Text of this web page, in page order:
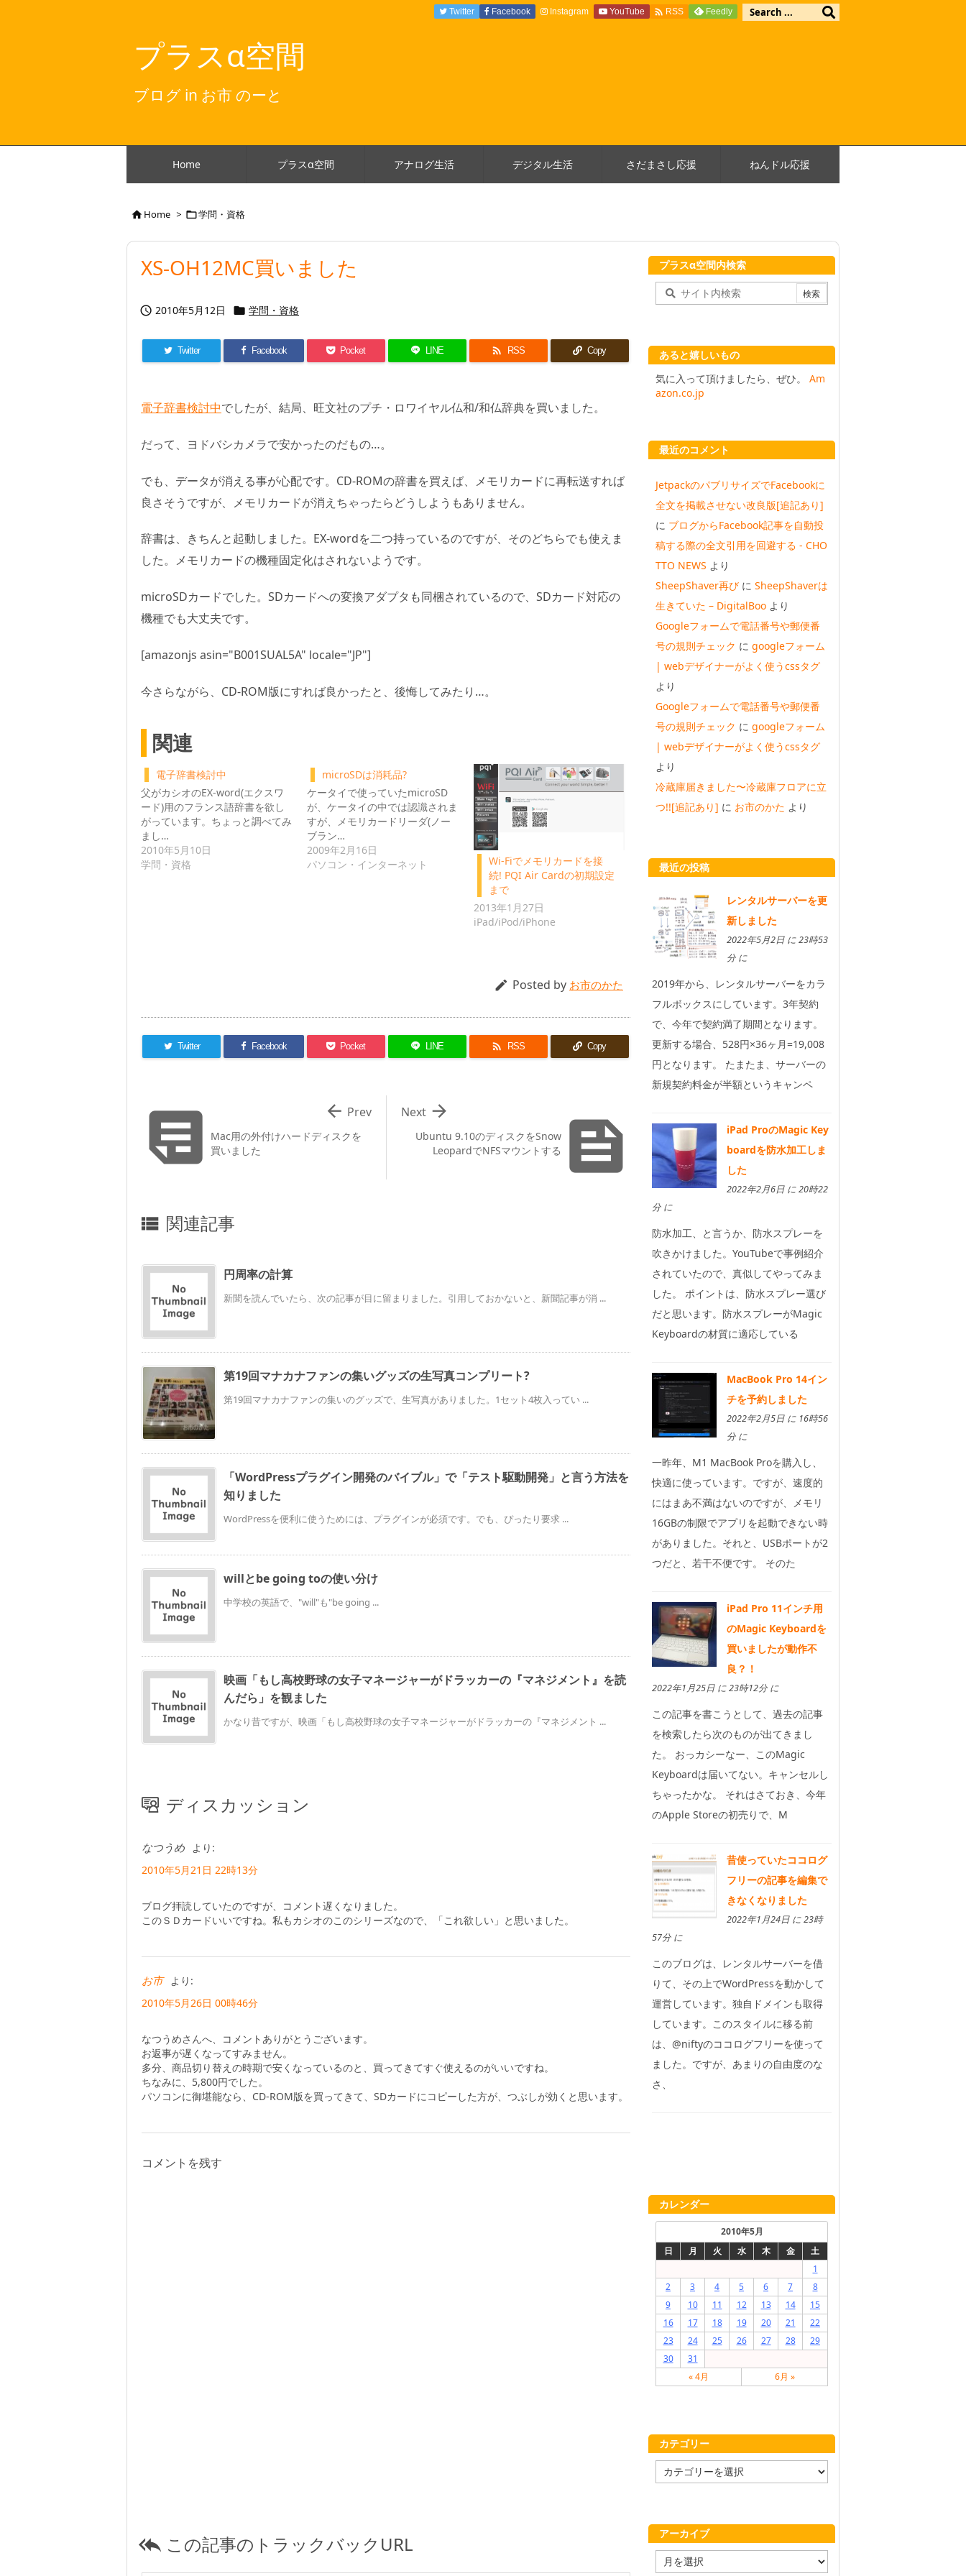
プラスα空間
ブログ in お市 のーと
Home プラスα空間 アナログ生活 デジタル生活 さだまさし応援 ねんドル応援
Twitter Facebook Instagram YouTube  RSS Feedly
Home > 学問・資格
XS-OH12MC買いました
 2010年5月12日  学問・資格
Twitter Facebook Pocket LINE  RSS Copy
電子辞書検討中でしたが、結局、旺文社のプチ・ロワイヤル仏和/和仏辞典を買いました。
だって、ヨドバシカメラで安かったのだもの…。
でも、データが消える事が心配です。CD-ROMの辞書を買えば、メモリカードに再転送すれば
良さそうですが、メモリカードが消えちゃったらどうしようもありません。
辞書は、きちんと起動しました。EX-wordを二つ持っているのですが、そのどちらでも使えま
した。メモリカードの機種固定化はされないようです。
microSDカードでした。SDカードへの変換アダプタも同梱されているので、SDカード対応の
機種でも大丈夫です。
[amazonjs asin="B001SUAL5A" locale="JP"]
今さらながら、CD-ROM版にすれば良かったと、後悔してみたり…。
関連
電子辞書検討中
父がカシオのEX-word(エクスワ
ード)用のフランス語辞書を欲し
がっています。ちょっと調べてみ
まし…
2010年5月10日
学問・資格
microSDは消耗品?
ケータイで使っていたmicroSD
が、ケータイの中では認識されま
すが、メモリカードリーダ(ノー
ブラン…
2009年2月16日
パソコン・インターネット
Wi-Fiでメモリカードを接
続! PQI Air Cardの初期設定
まで
2013年1月27日
iPad/iPod/iPhone
 Posted by お市のかた
Twitter Facebook Pocket LINE  RSS Copy

Ubuntu 9.10のディスクをSnow
LeopardでNFSマウントする

Next
Mac用の外付けハードディスクを
買いました
 Prev
 関連記事
円周率の計算
新聞を読んでいたら、次の記事が目に留まりました。引用しておかないと、新聞記事が消 ...
第19回マナカナファンの集いグッズの生写真コンプリート?
第19回マナカナファンの集いのグッズで、生写真がありました。1セット4枚入ってい ...
「WordPressプラグイン開発のバイブル」で「テスト駆動開発」と言う方法を
知りました
WordPressを便利に使うためには、プラグインが必須です。でも、ぴったり要求 ...
willとbe going toの使い分け
中学校の英語で、"will"も"be going ...
映画「もし高校野球の女子マネージャーがドラッカーの『マネジメント』を読
んだら」を観ました
かなり昔ですが、映画「もし高校野球の女子マネージャーがドラッカーの『マネジメント ...
ディスカッション
なつうめ
より:
2010年5月21日 22時13分
ブログ拝読していたのですが、コメント遅くなりました。
このＳＤカードいいですね。私もカシオのこのシリーズなので、「これ欲しい」と思いました。
お市
より:
2010年5月26日 00時46分
なつうめさんへ、コメントありがとうございます。
お返事が遅くなってすみません。
多分、商品切り替えの時期で安くなっているのと、買ってきてすぐ使えるのがいいですね。
ちなみに、5,800円でした。
パソコンに御堪能なら、CD-ROM版を買ってきて、SDカードにコピーした方が、つぶしが効くと思います。
コメントを残す
 この記事のトラックバックURL
プラスα空間内検索
あると嬉しいもの
気に入って頂けましたら、ぜひ。 Am
azon.co.jp
最近のコメント
JetpackのパブリサイズでFacebookに
全文を掲載させない改良版[追記あり]
に ブログからFacebook記事を自動投
稿する際の全文引用を回避する - CHO
TTO NEWS より
SheepShaver再び に SheepShaverは
生きていた – DigitalBoo より
Googleフォームで電話番号や郵便番
号の規則チェック に googleフォーム
| webデザイナーがよく使うcssタグ
より
Googleフォームで電話番号や郵便番
号の規則チェック に googleフォーム
| webデザイナーがよく使うcssタグ
より
冷蔵庫届きました〜冷蔵庫フロアに立
つ!![追記あり] に お市のかた より
最近の投稿
レンタルサーバーを更
新しました
2022年5月2日 に 23時53
分 に
2019年から、レンタルサーバーをカラ
フルボックスにしています。3年契約
で、今年で契約満了期間となります。
更新する場合、528円×36ヶ月=19,008
円となります。 たまたま、サーバーの
新規契約料金が半額というキャンペ
iPad ProのMagic Key
boardを防水加工しま
した
2022年2月6日 に 20時22
分 に
防水加工、と言うか、防水スプレーを
吹きかけました。YouTubeで事例紹介
されていたので、真似してやってみま
した。 ポイントは、防水スプレー選び
だと思います。防水スプレーがMagic
Keyboardの材質に適応している
MacBook Pro 14イン
チを予約しました
2022年2月5日 に 16時56
分 に
一昨年、M1 MacBook Proを購入し、
快適に使っています。ですが、速度的
にはまあ不満はないのですが、メモリ
16GBの制限でアプリを起動できない時
がありました。それと、USBポートが2
つだと、若干不便です。 そのた
iPad Pro 11インチ用
のMagic Keyboardを
買いましたが動作不
良？！
2022年1月25日 に 23時12分 に
この記事を書こうとして、過去の記事
を検索したら次のものが出てきまし
た。 おっカシーなー、このMagic
Keyboardは届いてない。キャンセルし
ちゃったかな。 それはさておき、今年
のApple Storeの初売りで、M
昔使っていたココログ
フリーの記事を編集で
きなくなりました
2022年1月24日 に 23時
57分 に
このブログは、レンタルサーバーを借
りて、その上でWordPressを動かして
運営しています。独自ドメインも取得
しています。このスタイルに移る前
は、@niftyのココログフリーを使って
ました。ですが、あまりの自由度のな
さ、
カレンダー
2010年5月
日
月 火 水 木 金
土
1
2
3 4 5 6 7
8
9
10 11 12 13 14
15
16
17 18 19 20 21
22
23
24 25 26 27 28
29
30
31
« 4月
6月 »
カテゴリー
テ
ー
アーカイブ
ー